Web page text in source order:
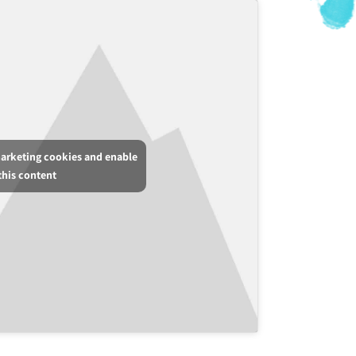
cookies and enable
content